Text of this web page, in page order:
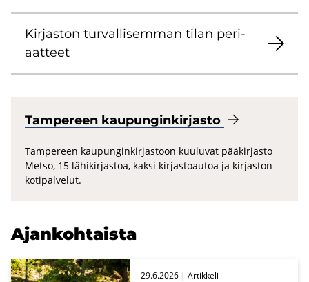
Kir­jas­ton tur­val­li­sem­man tilan pe­ri­
aat­teet
Tam­pe­reen kau­pun­gin­kir­jas­to
Tampereen kaupunginkirjastoon kuuluvat pääkirjasto
Metso, 15 lähikirjastoa, kaksi kirjastoautoa ja kirjaston
kotipalvelut.
Ajan­koh­tais­ta
29.6.2026 | Ar­tik­ke­li